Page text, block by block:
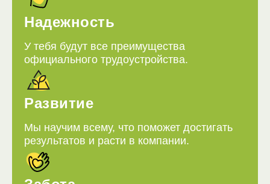
Надежность
У тебя будут все преимущества
официального трудоустройства.
Развитие
Мы научим всему, что поможет достигать
результатов и расти в компании.